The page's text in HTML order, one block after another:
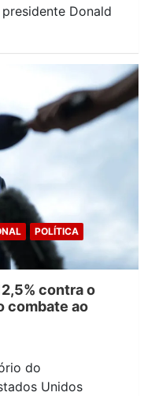
Donald
POLÍTICA
contra o
combate ao
do
Unidos